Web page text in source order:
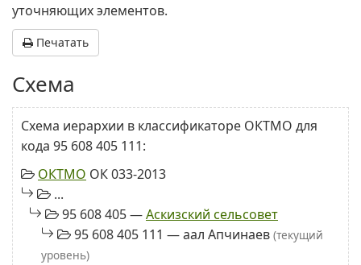
уточняющих элементов.
Печатать
Схема
Схема иерархии в классификаторе ОКТМО для
кода 95 608 405 111:
ОКТМО ОК 033-2013
...
95 608 405 —Аскизский сельсовет
95 608 405 111 — аал Апчинаев (текущий
уровень)